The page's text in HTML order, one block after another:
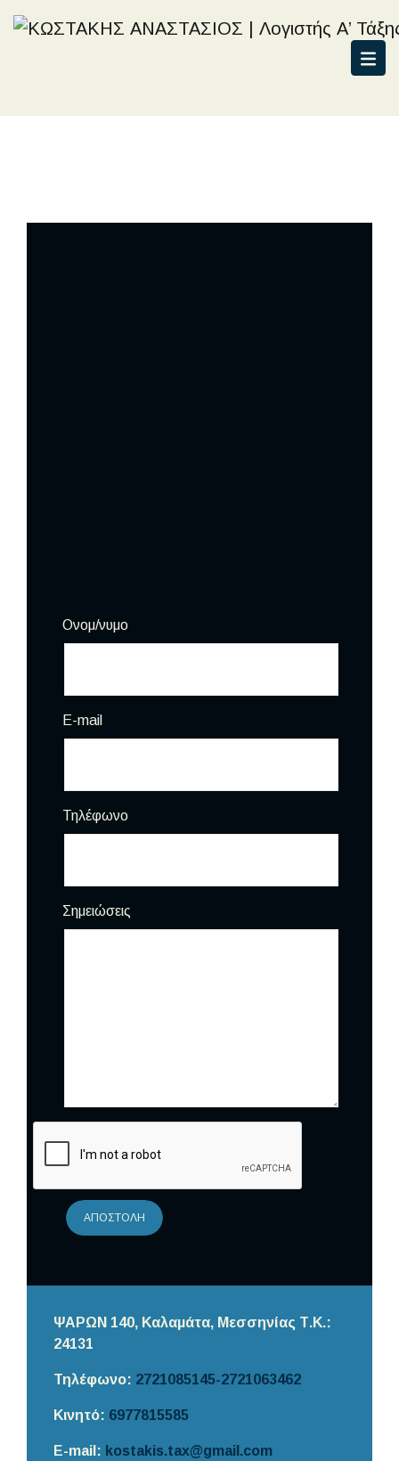
ΨΑΡΩΝ 140, Καλαμάτα, Μεσσηνίας Τ.Κ.:
24131
Τηλέφωνο: 2721085145-2721063462
Κινητό: 6977815585
E-mail: kostakis.tax@gmail.com
Ονομ/νυμο
E-mail
Τηλέφωνο
Σημειώσεις
ΑΠΟΣΤΟΛΉ